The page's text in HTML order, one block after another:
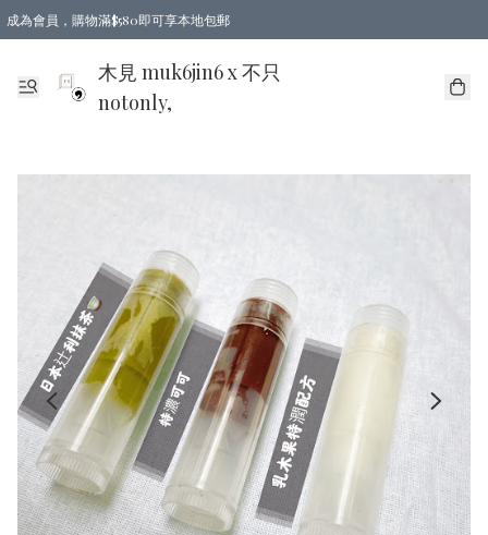
成為會員，購物滿$580即可享本地包郵
亞洲地區買滿$780包郵，歐美地區買滿$980包郵
木見 muk6jin6 x 不只
notonly,